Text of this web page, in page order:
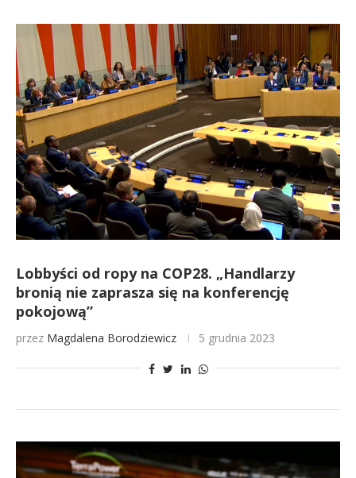
Lobbyści od ropy na COP28. „Handlarzy
bronią nie zaprasza się na konferencję
pokojową”
przez Magdalena Borodziewicz 5 grudnia 2023